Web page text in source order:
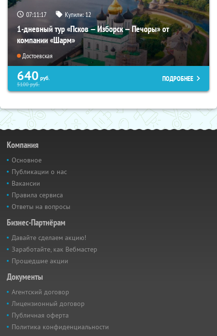
07:11:16 Купили:12
1-дневный тур «Псков — Изборск — Печоры» от
компании «Шарм»
Достоевская
640 руб.
5100руб.
ПОДРОБНЕЕ
Компания
Основное
Публикации о нас
Вакансии
Правила сервиса
Ответы на вопросы
Бизнес-Партнёрам
Давайте сделаем акцию!
Заработайте, как Вебмастер
Прошедшие акции
Документы
Агентский договор
Лицензионный договор
Публичная оферта
Политика конфиденциальности